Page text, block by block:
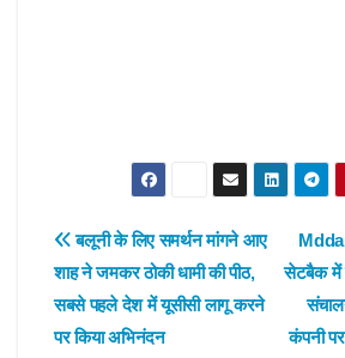
Post
navigation
Mdda
सेटबैक में
कंपनी
बलूनी के लिए समर्थन मांगने आए
शाह ने जमकर ठोकी धामी की पीठ,
सबसे पहले देश में यूसीसी लागू करने
पर किया अभिनंदन